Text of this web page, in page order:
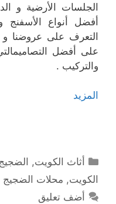
الجلسات الأرضية و
أفضل أنواع الأسفنج و
التعرف على عروضنا و
على أفضل
والتركيب .
المزيد
التصنيفات
أثاث الكويت,
الكويت, محلات الضجيج
أضف تعليق